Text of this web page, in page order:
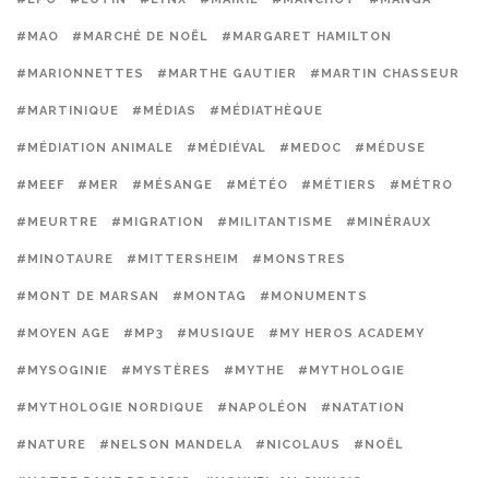
#MAO #MARCHÉ DE NOËL #MARGARET HAMILTON
#MARIONNETTES #MARTHE GAUTIER #MARTIN CHASSEUR
#MARTINIQUE #MÉDIAS #MÉDIATHÈQUE
#MÉDIATION ANIMALE #MÉDIÉVAL #MEDOC #MÉDUSE
#MEEF #MER #MÉSANGE #MÉTÉO #MÉTIERS #MÉTRO
#MEURTRE #MIGRATION #MILITANTISME #MINÉRAUX
#MINOTAURE #MITTERSHEIM #MONSTRES
#MONT DE MARSAN #MONTAG #MONUMENTS
#MOYEN AGE #MP3 #MUSIQUE #MY HEROS ACADEMY
#MYSOGINIE #MYSTÈRES #MYTHE #MYTHOLOGIE
#MYTHOLOGIE NORDIQUE #NAPOLÉON #NATATION
#NATURE #NELSON MANDELA #NICOLAUS #NOËL